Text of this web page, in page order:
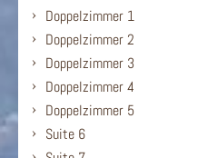
Doppelzimmer 1
Doppelzimmer 2
Doppelzimmer 3
Doppelzimmer 4
Doppelzimmer 5
Suite 6